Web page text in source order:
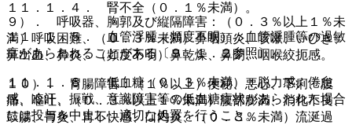
９）． 呼吸器、胸郭及び縦隔障害：（０．３％以上１％未
満）呼吸困難、（０．３％未満）鼻咽頭炎、咳嗽、いびき、
鼻出血、鼻炎、（頻度不明）鼻乾燥、鼻閉、咽喉絞扼感。
１０）． 胃腸障害：（１％以上）便秘、悪心、下痢、腹
痛、嘔吐、（０．３％以上１％未満）腹部膨満、消化不良、
鼓腸、胃炎、胃不快感、口内炎、（０．３％未満）流涎過
１１．１．４． 腎不全（０．１％未満）。
１１．１．５． 血管浮腫（頻度不明）：血管浮腫等の過敏
症があらわれることがある〔９．１．２参照〕。
１１．１．６． 低血糖（０．３％未満）：脱力感、倦怠
感、冷汗、振戦、意識障害等の低血糖症状があらわれた場合
には投与を中止し、適切な処置を行うこと。